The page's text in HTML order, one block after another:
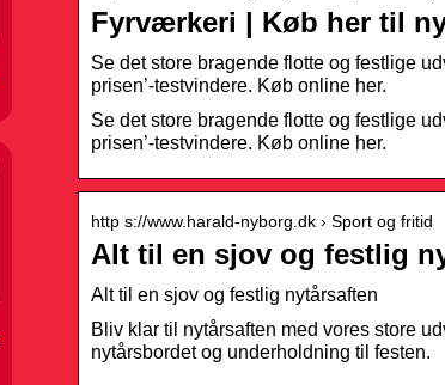
Fyrværkeri | Køb her til
Se det store bragende flotte og festlige
prisen’-testvindere. Køb online her.
Se det store bragende flotte og festlige
prisen’-testvindere. Køb online her.
http s://www.harald-nyborg.dk › Sport og fritid
Alt til en sjov og festlig
Alt til en sjov og festlig nytårsaften
Bliv klar til nytårsaften med vores store
nytårsbordet og underholdning til festen.